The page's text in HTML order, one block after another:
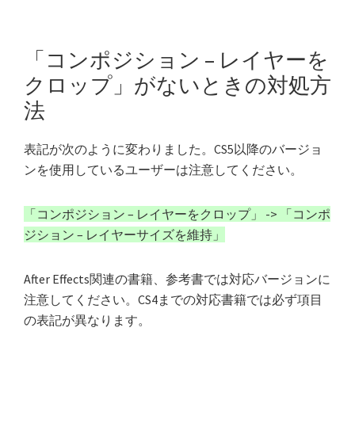
「コンポジション – レイヤーを
クロップ」がないときの対処方
法
表記が次のように変わりました。CS5以降のバージョ
ンを使用しているユーザーは注意してください。
「コンポジション – レイヤーをクロップ」 -> 「コンポ
ジション – レイヤーサイズを維持」
After Effects関連の書籍、参考書では対応バージョンに
注意してください。CS4までの対応書籍では必ず項目
の表記が異なります。